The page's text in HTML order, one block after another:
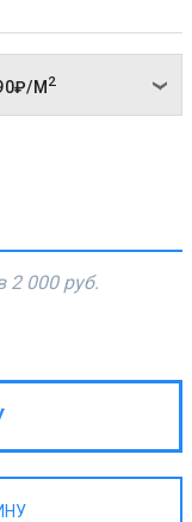
М 2
2 000 руб.